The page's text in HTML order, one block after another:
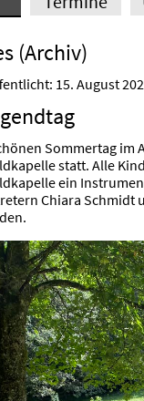
(Archiv)
15. August
Sommertag
statt. Alle
ein
Chiara Schmidt